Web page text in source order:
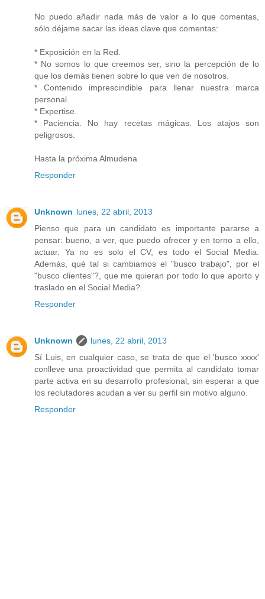
No puedo añadir nada más de valor a lo que comentas,
sólo déjame sacar las ideas clave que comentas:
* Exposición en la Red.
* No somos lo que creemos ser, sino la percepción de lo
que los demás tienen sobre lo que ven de nosotros.
* Contenido imprescindible para llenar nuestra marca
personal.
* Expertise.
* Paciencia. No hay recetas mágicas. Los atajos son
peligrosos.
Hasta la próxima Almudena
Responder
Unknown lunes, 22 abril, 2013
Pienso que para un candidato es importante pararse a
pensar: bueno, a ver, que puedo ofrecer y en torno a ello,
actuar. Ya no es solo el CV, es todo el Social Media.
Además, qué tal si cambiamos el "busco trabajo", por el
"busco clientes"?, que me quieran por todo lo que aporto y
traslado en el Social Media?.
Responder
Unknown
lunes, 22 abril, 2013
Sí Luis, en cualquier caso, se trata de que el 'busco xxxx'
conlleve una proactividad que permita al candidato tomar
parte activa en su desarrollo profesional, sin esperar a que
los reclutadores acudan a ver su perfil sin motivo alguno.
Responder